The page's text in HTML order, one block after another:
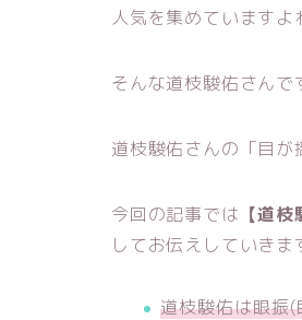
人気を集めていますよ
そんな道枝駿佑さんで
道枝駿佑さんの「目が
今回の記事では 【道
してお伝えしていきま
道枝駿佑は眼振